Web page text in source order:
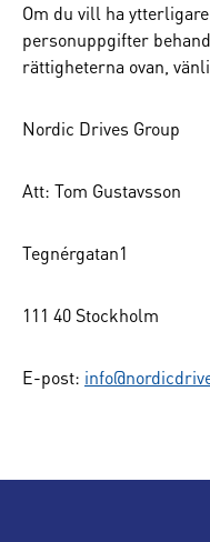
Om du vill ha
personuppgifter
rättigheterna ovan,
Nordic Drives Group
Att: Tom Gustavsson
Tegnérgatan1
111 40 Stockholm
E-post: